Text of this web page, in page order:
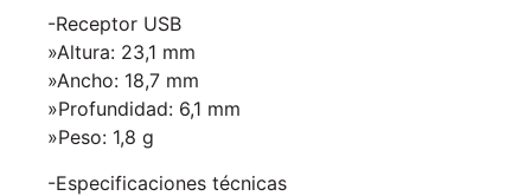
-Receptor USB
»Altura: 23,1 mm
»Ancho: 18,7 mm
»Profundidad: 6,1 mm
»Peso: 1,8 g
-Especificaciones técnicas